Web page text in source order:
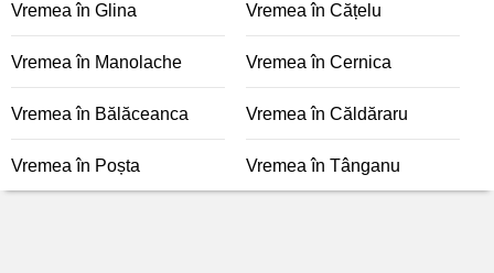
Vremea în Glina Vremea în Cățelu
Vremea în Manolache Vremea în Cernica
Vremea în Bălăceanca Vremea în Căldăraru
Vremea în Poșta Vremea în Tânganu